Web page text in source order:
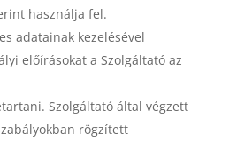
használja fel.
adatainak kezelésével
előírásokat a Szolgáltató az
Szolgáltató által végzett
rögzített